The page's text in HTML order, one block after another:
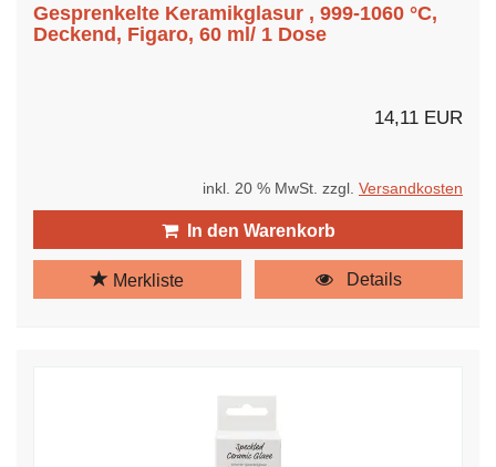
Gesprenkelte Keramikglasur , 999-1060 °C,
Deckend, Figaro, 60 ml/ 1 Dose
14,11 EUR
inkl. 20 % MwSt. zzgl. Versandkosten
In den Warenkorb
Merkliste Details